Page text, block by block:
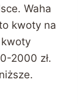
Waha
kwoty na
2000 zł.